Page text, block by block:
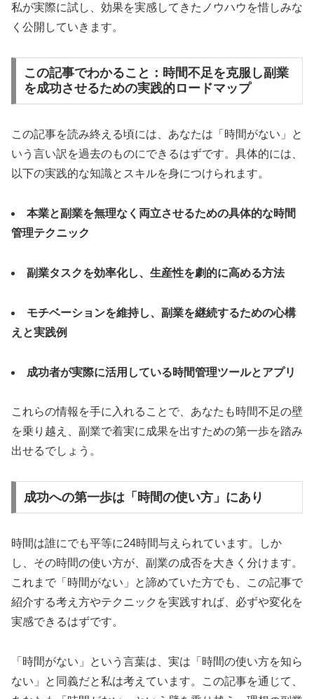
私が実際に試し、効果を実感してきたノウハウを惜しみな
く公開していきます。
この記事でわかること：時間不足を克服し副業
を成功させるための実践的ロードマップ
この記事を読み終える頃には、あなたは「時間がない」と
いう言い訳を過去のものにできるはずです。具体的には、
以下の実践的な知識とスキルを身につけられます。
本業と副業を無理なく両立させるための具体的な時間
管理テクニック
副業タスクを効率化し、生産性を劇的に高める方法
モチベーションを維持し、副業を継続するための心構
えと実践例
成功者が実際に活用している時間管理ツールとアプリ
これらの情報を手に入れることで、あなたも時間不足の壁
を乗り越え、副業で着実に成果を出すための第一歩を踏み
出せるでしょう。
成功への第一歩は「時間の使い方」にあり
時間は誰にでも平等に24時間与えられています。しか
し、その時間の使い方が、副業の成否を大きく分けます。
これまで「時間がない」と諦めていた方でも、この記事で
紹介する考え方やテクニックを実践すれば、必ずや変化を
実感できるはずです。
「時間がない」という言葉は、実は「時間の使い方を知ら
ない」と同義だと私は考えています。この記事を通じて、